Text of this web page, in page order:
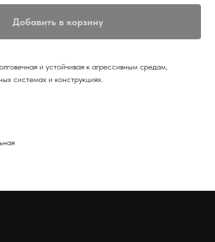
Добавить в корзину
и устойчивая к агрессивным средам,
системах и конструкциях.